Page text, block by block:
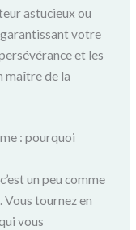
astucieux ou
votre
et les
maître de la
: pourquoi
un peu comme
Vous tournez en
vous